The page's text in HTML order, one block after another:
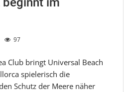
97
Club bringt Universal Beach
spielerisch die
Schutz der Meere näher